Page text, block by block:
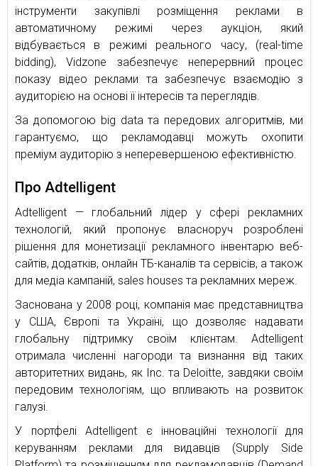
інструменти закупівлі розміщення реклами в
автоматичному режимі через аукціон, який
відбувається в режимі реального часу, (real-time
bidding), Vidzone забезпечує неперервний процес
показу відео реклами та забезпечує взаємодію з
аудиторією на основі її інтересів та переглядів.
За допомогою big data та передових алгоритмів, ми
гарантуємо, що рекламодавці можуть охопити
преміум аудиторію з неперевершеною ефективністю.
Про Adtelligent
Adtelligent — глобальний лідер у сфері рекламних
технологій, який пропонує власноруч розроблені
рішення для монетизації рекламного інвентарю веб-
сайтів, додатків, онлайн ТБ-каналів та сервісів, а також
для медіа кампаній, sales houses та рекламних мереж.
Заснована у 2008 році, компанія має представництва
у США, Європі та Україні, що дозволяє надавати
глобальну підтримку своїм клієнтам. Adtelligent
отримала численні нагороди та визнання від таких
авторитетних видань, як Inc. та Deloitte, завдяки своїм
передовим технологіям, що впливають на розвиток
галузі.
У портфелі Adtelligent є інноваційні технології для
керуванням реклами для видавців (Supply Side